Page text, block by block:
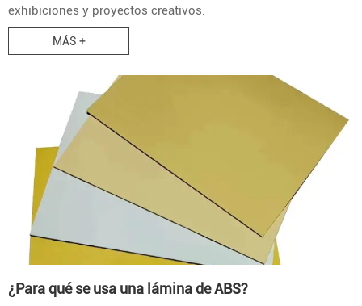
exhibiciones y proyectos creativos.
MÁS +
¿Para qué se usa una lámina de ABS?